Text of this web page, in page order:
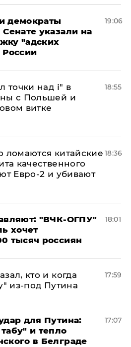
демократы
указали на
"адских
России
19:06
точки над і" в
с Польшей и
витке
18:55
ломаются китайские
качественного
Евро-2 и убивают
18:36
"ВЧК-ОГПУ"
хочет
тысяч россиян
18:01
кто и когда
из-под Путина
17:59
для Путина:
и тепло
в Белграде
17:07